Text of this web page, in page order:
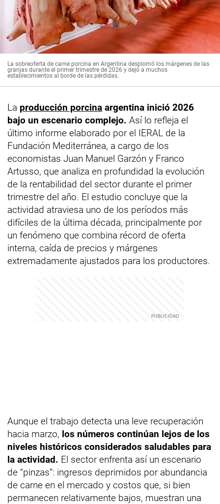
La sobreoferta de carne porcina en Argentina desplomó los márgenes de las
granjas durante el primer trimestre de 2026 y dejó a muchos
establecimientos al borde de las pérdidas.
La producción porcina argentina inició 2026
bajo un escenario complejo. Así lo refleja el
último informe elaborado por el IERAL de la
Fundación Mediterránea, a cargo de los
economistas Juan Manuel Garzón y Franco
Artusso, que analiza en profundidad la evolución
de la rentabilidad del sector durante el primer
trimestre del año. El estudio concluye que la
actividad atraviesa uno de los períodos más
difíciles de la última década, principalmente por
un fenómeno que combina récord de oferta
interna, caída de precios y márgenes
extremadamente ajustados para los productores.
Aunque el trabajo detecta una leve recuperación
hacia marzo, los números continúan lejos de los
niveles históricos considerados saludables para
la actividad. El sector enfrenta así un escenario
de “pinzas”: ingresos deprimidos por abundancia
de carne en el mercado y costos que, si bien
permanecen relativamente bajos, muestran una